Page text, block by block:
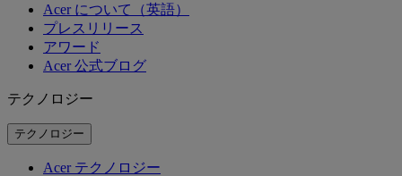
Acer について（英語）
プレスリリース
アワード
Acer 公式ブログ
テクノロジー
テクノロジー
Acer テクノロジー